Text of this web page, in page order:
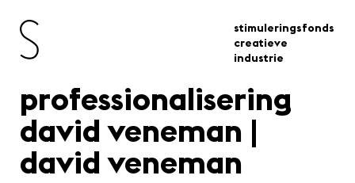
stimuleringsfonds
creatieve
industrie
professionalisering
david veneman |
david veneman